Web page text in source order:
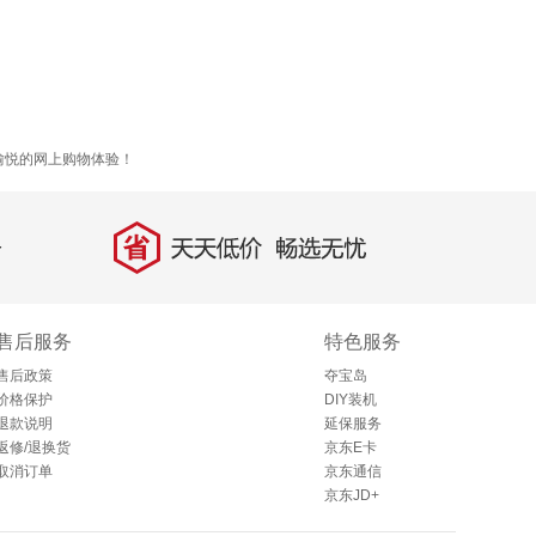
的网上购物体验！
省 天天低价，畅选无忧
后服务
后政策
格保护
款说明
修/退换货
消订单
特色服务
夺宝岛
DIY装机
延保服务
京东E卡
京东通信
京东JD+